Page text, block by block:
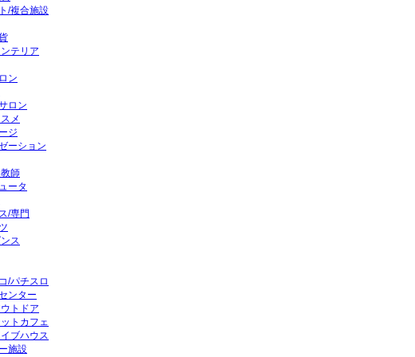
/複合施設
テリア
ン
ロン
メ
ジ
ーション
師
ータ
/専門
ス
/パチスロ
ンター
トドア
トカフェ
ブハウス
施設